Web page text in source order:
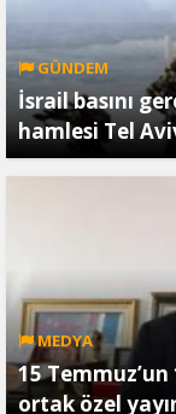
GÜNDEM
İsrail basını
hamlesi Tel
MEDYA
15
ortak özel